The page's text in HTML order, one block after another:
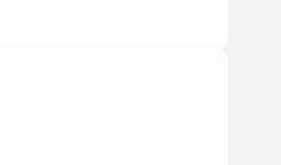
kereta api, material ini terbukti
super extra umur panjang,